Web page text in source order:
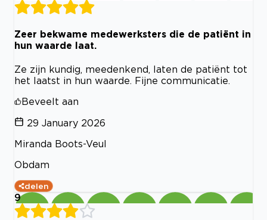
Zeer bekwame medewerksters die de patiënt in
hun waarde laat.
Ze zijn kundig, meedenkend, laten de patiënt tot
het laatst in hun waarde. Fijne communicatie.
Beveelt aan
29 January 2026
Miranda Boots-Veul
Obdam
delen
9